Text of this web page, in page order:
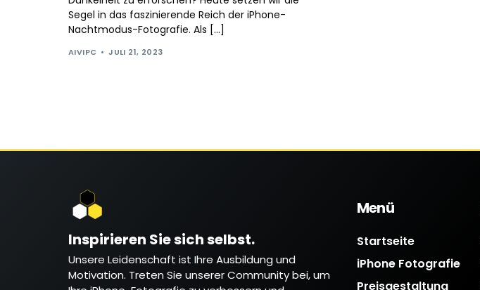
Segel in das faszinierende Reich der iPhone-
Nachtmodus-Fotografie. Als […]
AIVIPC JULI 21, 2023
Inspirieren Sie sich selbst.
Unsere Leidenschaft ist Ihre Ausbildung und
Motivation. Treten Sie unserer Community bei, um
Menü
Startseite
iPhone Fotografie
Preisgestaltung